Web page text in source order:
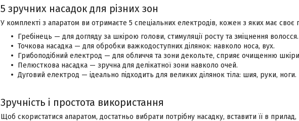
5 зручних насадок для різних зон
У комплекті з апаратом ви отримаєте 5 спеціальних електродів, кожен з яких має своє
Гребінець — для догляду за шкірою голови, стимуляції росту та зміцнення волосся.
Точкова насадка — для обробки важкодоступних ділянок: навколо носа, вух.
Грибоподібний електрод — для обличчя та зони декольте, сприяє очищенню
Пелюсткова насадка — зручна для делікатної зони навколо очей.
Дуговий електрод — ідеально підходить для великих ділянок тіла: шия, руки, ноги.
Зручність і простота використання
Щоб скористатися апаратом, достатньо вибрати потрібну насадку, вставити її в